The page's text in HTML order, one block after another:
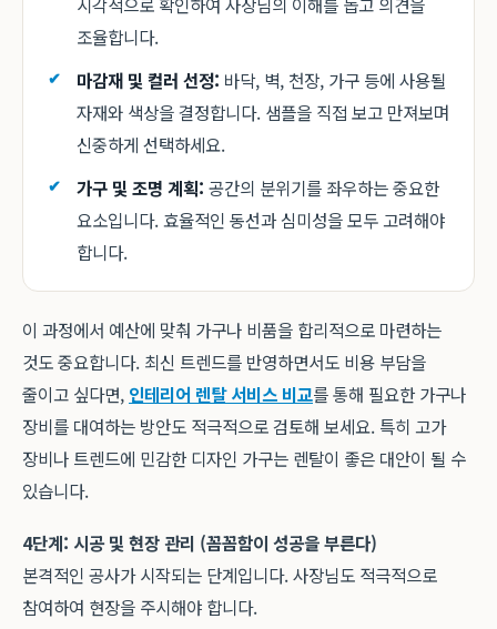
조율합니다.
마감재 및 컬러 선정: 바닥, 벽, 천장, 가구 등에 사용될
자재와 색상을 결정합니다. 샘플을 직접 보고 만져보며
신중하게 선택하세요.
가구 및 조명 계획: 공간의 분위기를 좌우하는 중요한
요소입니다. 효율적인 동선과 심미성을 모두 고려해야
합니다.
이 과정에서 예산에 맞춰 가구나 비품을 합리적으로 마련하는
것도 중요합니다. 최신 트렌드를 반영하면서도 비용 부담을
줄이고 싶다면, 인테리어 렌탈 서비스 비교를 통해 필요한 가구나
장비를 대여하는 방안도 적극적으로 검토해 보세요. 특히 고가
장비나 트렌드에 민감한 디자인 가구는 렌탈이 좋은 대안이 될 수
있습니다.
4단계: 시공 및 현장 관리 (꼼꼼함이 성공을 부른다)
본격적인 공사가 시작되는 단계입니다. 사장님도 적극적으로
참여하여 현장을 주시해야 합니다.